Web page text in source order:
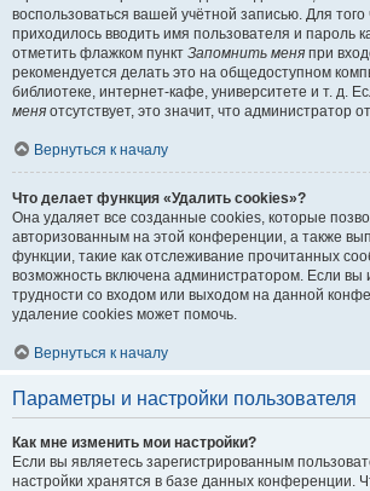
воспользоваться вашей учётной записью. Для
приходилось вводить имя пользователя и пароль
отметить флажком пункт Запомнить меня при
рекомендуется делать это на общедоступном
библиотеке, интернет-кафе, университете и т. д.
меня отсутствует, это значит, что администратор
Вернуться к началу
Что делает функция «Удалить cookies»?
Она удаляет все созданные cookies, которые
авторизованным на этой конференции, а также
функции, такие как отслеживание прочитанных
возможность включена администратором. Если вы
трудности со входом или выходом на данной
удаление cookies может помочь.
Вернуться к началу
Параметры и настройки пользователя
Как мне изменить мои настройки?
Если вы являетесь зарегистрированным
настройки хранятся в базе данных конференции.